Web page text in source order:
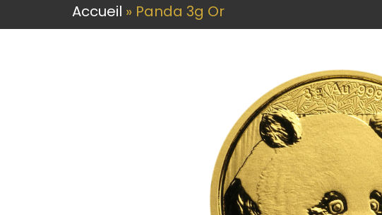
Accueil » Panda 3g Or